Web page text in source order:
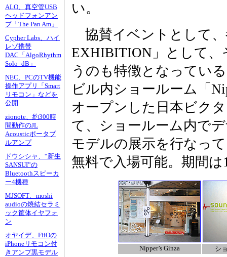
ALO、真空管USB
ヘッドフォンアン
プ「The Pan Am」
Cypher Labs、ハイ
レゾ携帯
DAC「AlgoRhythm
Solo -dB」
NEC、PCのTV機能
操作アプリ「Smart
リモコン」などを
公開
zionote、約300時
間動作のJL
Acousticポータブ
ルアンプ
ドウシシャ、“新生
SANSUI”の
Bluetoothスピーカ
ー4機種
MJSOFT、moshi
audioの焼結セラミ
ック筐体イヤフォ
ン
オヤイデ、FiiOの
iPhoneリモコン付
きアンプ黒モデル
い。
協賛イベントとして、
EXHIBITION」として
うのも特徴となってい
ビル内ショールーム「
オープンした日本ビク
て、ショールーム内で
モデルの展示を行なっ
無料で入場可能。期間は
Nipper’s Ginza シ